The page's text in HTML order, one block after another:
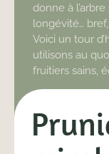
donne à
longévité…
Voici un tour
utilisons au
fruitiers sains,